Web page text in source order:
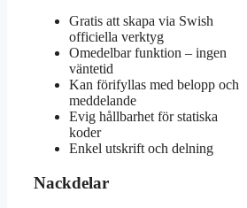
Gratis att skapa via Swish
officiella verktyg
Omedelbar funktion – ingen
väntetid
Kan förifyllas med belopp och
meddelande
Evig hållbarhet för statiska
koder
Enkel utskrift och delning
Nackdelar